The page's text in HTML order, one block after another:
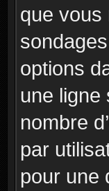
que vous
options
une ligne
nombre
par
pour une